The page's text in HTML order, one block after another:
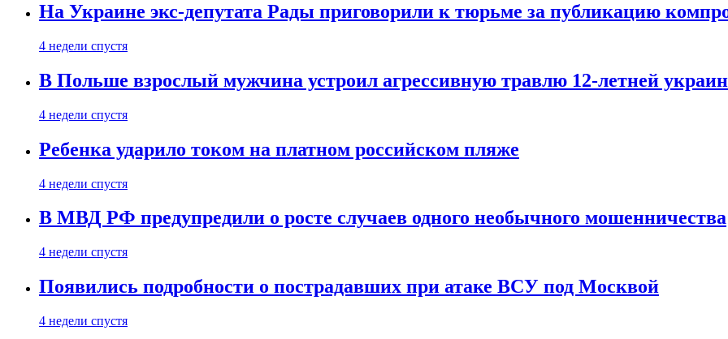
На Украине экс-депутата Рады приговорили к тюрьме за публикацию
4 недели спустя
В Польше взрослый мужчина устроил агрессивную травлю 12-летней
4 недели спустя
Ребенка ударило током на платном российском пляже
4 недели спустя
В МВД РФ предупредили о росте случаев одного необычного мошенничества
4 недели спустя
Появились подробности о пострадавших при атаке ВСУ под Москвой
4 недели спустя